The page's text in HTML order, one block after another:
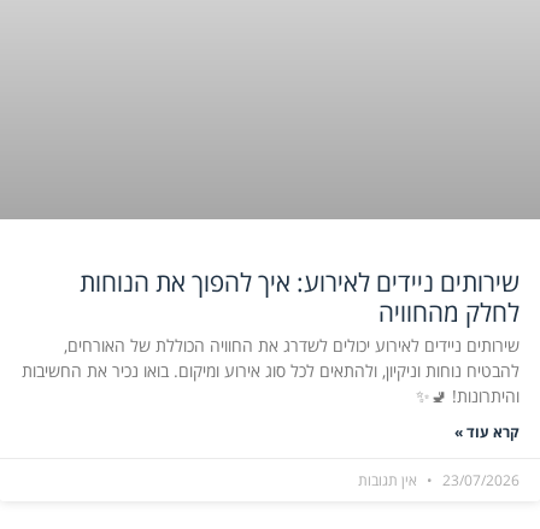
שירותים ניידים לאירוע: איך להפוך את הנוחות
לחלק מהחוויה
שירותים ניידים לאירוע יכולים לשדרג את החוויה הכוללת של האורחים,
להבטיח נוחות וניקיון, ולהתאים לכל סוג אירוע ומיקום. בואו נכיר את החשיבות
והיתרונות! 🚽✨
קרא עוד »
23/07/2026 אין תגובות